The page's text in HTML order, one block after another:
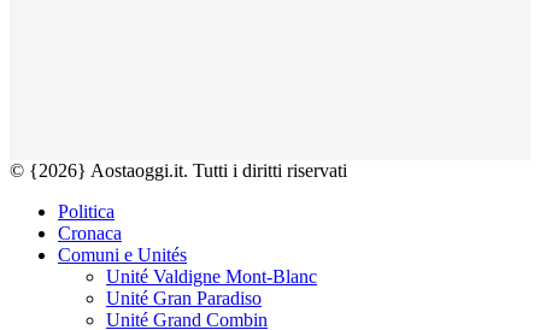
© {2026} Aostaoggi.it. Tutti i diritti riservati
Politica
Cronaca
Comuni e Unités
Unité Valdigne Mont-Blanc
Unité Gran Paradiso
Unité Grand Combin